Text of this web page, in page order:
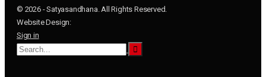
© 2026 - Satyasandhana. All Rights Reserved.
Website Design:
Sign in